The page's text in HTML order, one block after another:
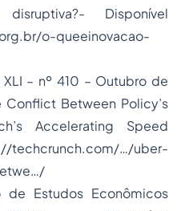
Disponível
o-queeinovacao-
– nº 410 – Outubro de
Conflict Between Policy’s
Accelerating Speed
techcrunch.com/…/uber-
de Estudos Econômicos